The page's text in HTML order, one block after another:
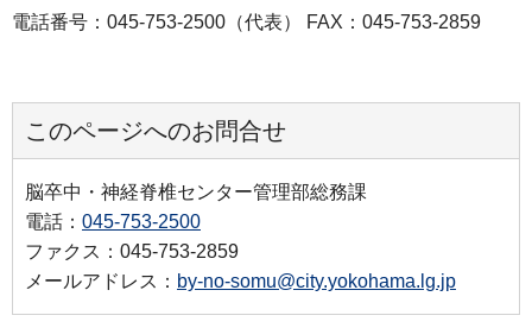
電話番号：045-753-2500（代表） FAX：045-753-2859
このページへのお問合せ
脳卒中・神経脊椎センター管理部総務課
電話： 045-753-2500
ファクス：045-753-2859
メールアドレス： by-no-somu@city.yokohama.lg.jp